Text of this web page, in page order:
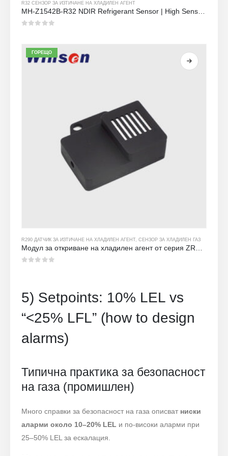
R32 СЕНЗОР ЗА ИЗТИЧАНЕ НА ХЛАДИЛЕН АГЕНТ
ГОРЕЩО
R290 ДАТЧИК ЗА ИЗТИЧАНЕ НА ХЛАДИЛЕН АГЕНТ ,СЕНЗОР ЗА ХЛАДИЛЕН ГАЗ
5) Setpoints: 10% LEL vs
“<25% LFL” (how to design
alarms)
Типична практика за безопасност
на газа (промишлен)
Много справки за безопасност на газа описват ниски
аларми около 10–20% LEL и по-високи аларми при
25–50% LEL за ескалация.